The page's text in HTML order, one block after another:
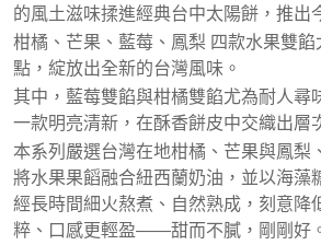
的風土滋味揉進經典台中太陽餅，推出
柑橘、芒果、藍莓、鳳梨 四款水果雙
點，綻放出全新的台灣風味。
其中，藍莓雙餡與柑橘雙餡尤為耐人尋
一款明亮清新，在酥香餅皮中交織出層
本系列嚴選台灣在地柑橘、芒果與鳳梨
將水果果饀融合紐西蘭奶油，並以海藻
經長時間細火熬煮、自然熟成，刻意降
粹、口感更輕盈——甜而不膩，剛剛好